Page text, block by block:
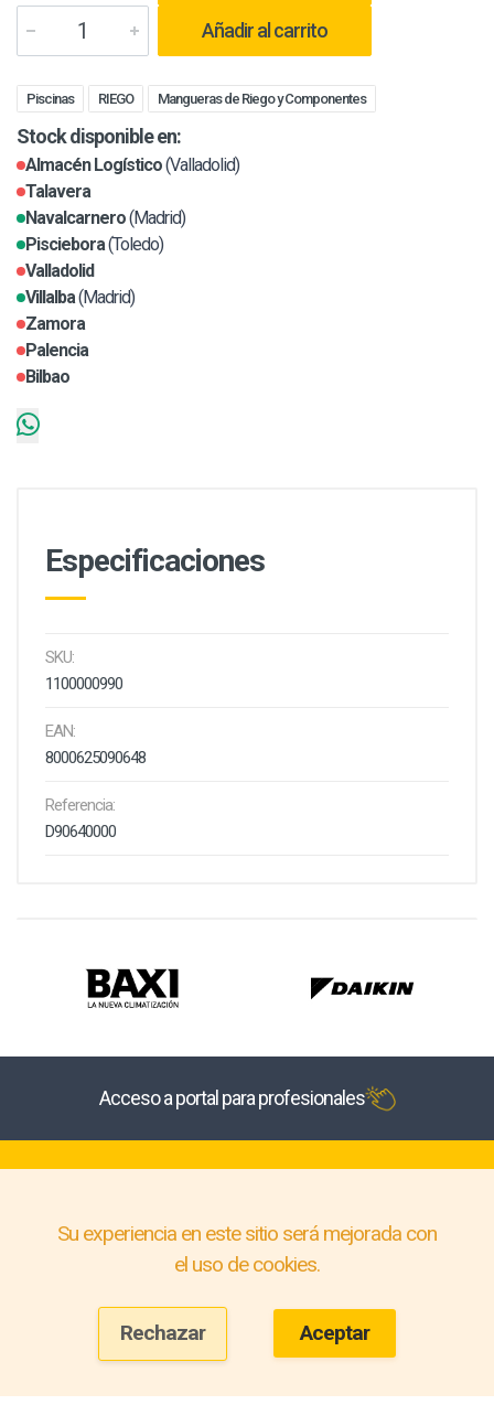
Añadir al carrito
Piscinas RIEGO Mangueras de Riego y Componentes
Stock disponible en:
Almacén Logístico(Valladolid)
Talavera
Navalcarnero(Madrid)
Pisciebora(Toledo)
Valladolid
Villalba(Madrid)
Zamora
Palencia
Bilbao
Especificaciones
SKU:
1100000990
EAN:
8000625090648
Referencia:
D90640000
Acceso a portal para profesionales
Su experiencia en este sitio será mejorada con
el uso de cookies.
Rechazar Aceptar